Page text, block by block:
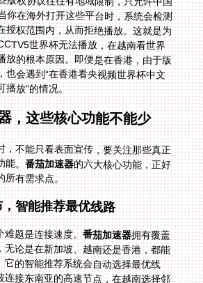
播放”的情况。
，这些核心功能不能少
，不能只看表面宣传，要关注那些真正
能。番茄加速器的六大核心功能，正好
所有需求点。
智能推荐最优线路
难题是连接速度。番茄加速器拥有覆盖
全球的节点分布，无论是在新加坡、越南还是香港，都能
找到就近的节点。它的智能推荐系统会自动选择最优线
路，比如在新加坡连接东南亚的高速节点，在越南选择邻
近的大陆专线，在香港则匹配低延迟的跨境线路，确保你
打开直播平台时不会卡顿或加载缓慢。这对于看实时赛事